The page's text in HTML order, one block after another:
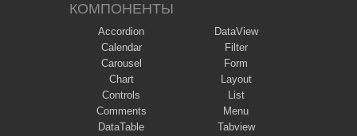
КОМПОНЕНТЫ
Accordion
Calendar
Carousel
Chart
Controls
Comments
DataTable
DataView
Filter
Form
Layout
List
Menu
Tabview